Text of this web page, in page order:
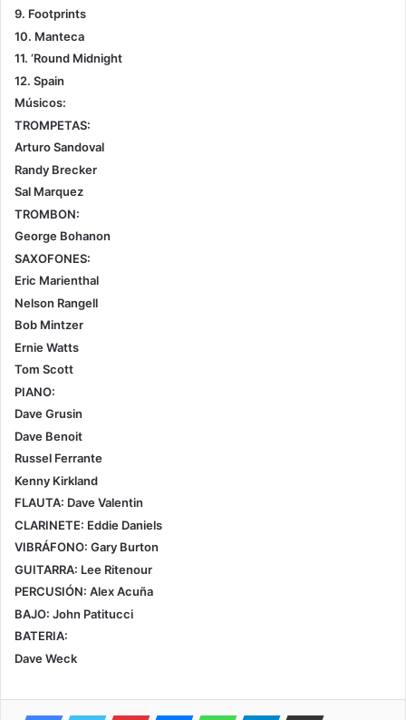
9. Footprints
10. Manteca
11. ‘Round Midnight
12. Spain
Músicos:
TROMPETAS:
Arturo Sandoval
Randy Brecker
Sal Marquez
TROMBON:
George Bohanon
SAXOFONES:
Eric Marienthal
Nelson Rangell
Bob Mintzer
Ernie Watts
Tom Scott
PIANO:
Dave Grusin
Dave Benoit
Russel Ferrante
Kenny Kirkland
FLAUTA: Dave Valentin
CLARINETE: Eddie Daniels
VIBRÁFONO: Gary Burton
GUITARRA: Lee Ritenour
PERCUSIÓN: Alex Acuña
BAJO: John Patitucci
BATERIA:
Dave Weck